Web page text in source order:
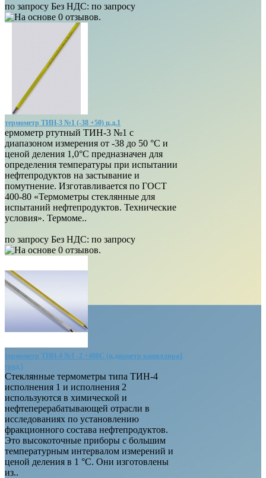
по запросу Без НДС: по запросу
термометр ТИН-3 №1 (-38 +50) ц.д.1
ермометр ртутный ТИН-3 №1 с
диапазоном измерения от -38 до 50 °С и
ценой деления 1,0°С предназначен для
определения температуры при испытании
нефтепродуктов на застывание и
помутнение. Изготавливается по ГОСТ
400-80 «Термометры стеклянные для
испытаний нефтепродуктов. Технические
условия». Термоме..
по запросу Без НДС: по запросу
термометр ТИН-4 №1 -2 +400С (ц.диаметр капилляра1
град.)
Стеклянные термометры типа ТИН-4
исполнения 1 и исполнения 2
используются в химической и
нефтеперерабатывающей отрасли в
исследованиях по установлению
фракционного состава нефтепродуктов.
Это высокоточные приборы с большим
температурным интервалом измерений и
ценой деления в 1 °C. Они изготовлены
из..